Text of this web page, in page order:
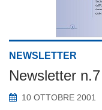
NEWSLETTER
Newsletter
10 OTTOBRE 2001